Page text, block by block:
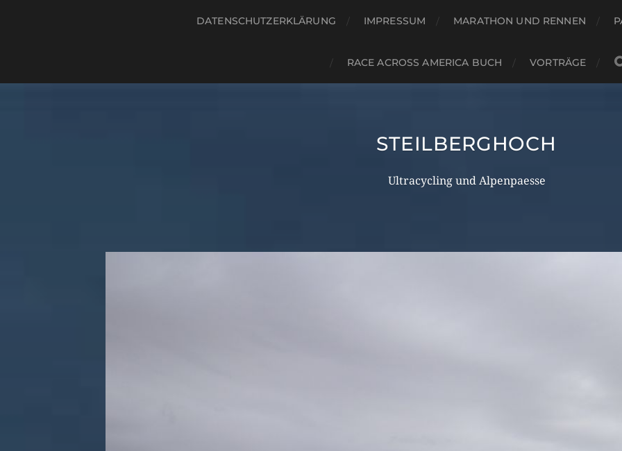
DATENSCHUTZERKLÄRUNG IMPRESSUM MARATHON UND RENNEN
RACE ACROSS AMERICA BUCH VORTRÄGE
STEILBERGHOCH
Ultracycling und Alpenpaesse